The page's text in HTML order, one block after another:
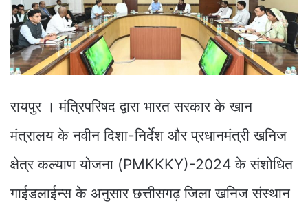
रायपुर । मंत्रिपरिषद द्वारा भारत सरकार के खान
मंत्रालय के नवीन दिशा-निर्देश और प्रधानमंत्री खनिज
क्षेत्र कल्याण योजना (PMKKKY)-2024 के संशोधित
गाईडलाईन्स के अनुसार छत्तीसगढ़ जिला खनिज संस्थान